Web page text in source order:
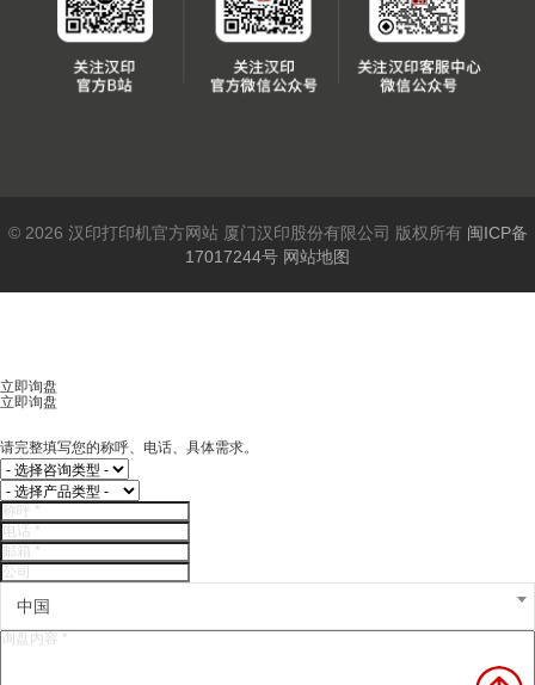
© 2026 汉印打印机官方网站 厦门汉印股份有限公司 版权所有 闽ICP备
17017244号 网站地图
立即询盘
立即询盘
请完整填写您的称呼、电话、具体需求。
中国